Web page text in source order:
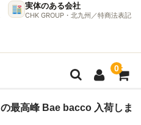
実体のある会社
CHK GROUP・北九州／特商法表記
0
最高峰 Bae bacco 入荷しま